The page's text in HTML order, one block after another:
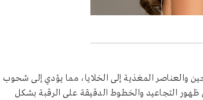
والعناصر المغذية إلى الخلايا، مما يؤدي إلى شحوب
ظهور التجاعيد والخطوط الدقيقة على الرقبة بشكل